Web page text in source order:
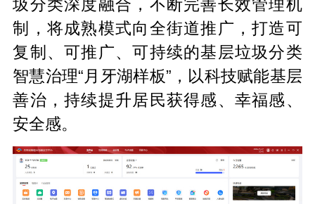
圾分类深度融合，不断完善长效管理机
制，将成熟模式向全街道推广，打造可
复制、可推广、可持续的基层垃圾分类
智慧治理“月牙湖样板”，以科技赋能基层
善治，持续提升居民获得感、幸福感、
安全感。